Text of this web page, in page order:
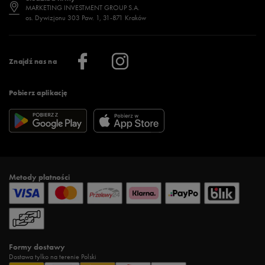
Znajdź nas na
Pobierz aplikację
Regulamin sklepu 50 style
Regulamin aplikacji 50 style
Więcej regulaminów >
Jak wybrać buty na zimę?
Więcej >
Stylizacje damskie
Sklepy stacjonarne
Klub 50 style
Praca
Informacje o firmie
MARKETING INVESTMENT GROUP S.A.
os. Dywizjonu 303 Paw. 1, 31-871 Kraków
Metody płatności
Formy dostawy
Dostawa tylko na terenie Polski